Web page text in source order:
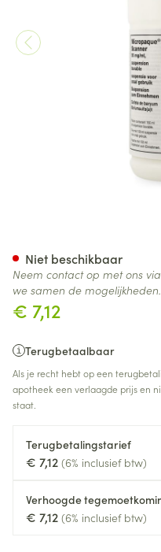
€ 7,12
Terugbetaalbaar
Als je recht hebt op een
apotheek een verlaagde prijs en
staat.
Terugbetalingstarief
€ 7,12 (6% inclusief btw)
Verhoogde
€ 7,12 (6% inclusief btw)
Niet beschikbaar
Neem contact op met ons
we samen de mogelijkheden.